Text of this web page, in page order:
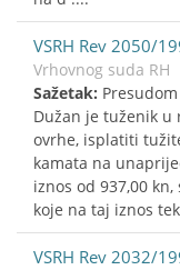
VSRH Rev 2050/
Vrhovnog suda RH
Sažetak:
Dužan je tuženik
ovrhe, isplatiti
kamata na
iznos od 937,00
koje na taj iznos
VSRH Rev 2032/